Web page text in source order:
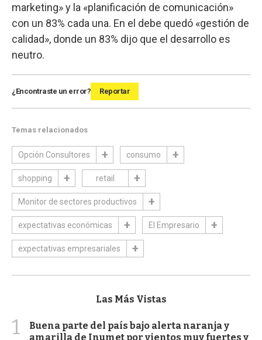
marketing» y la «planificación de comunicación»
con un 83% cada una. En el debe quedó «gestión de
calidad», donde un 83% dijo que el desarrollo es
neutro.
¿Encontraste un error? Reportar
Temas relacionados
Opción Consultores consumo
shopping retail
Monitor de sectores productivos
expectativas económicas El Empresario
expectativas empresariales
Las Más Vistas
1
Buena parte del país bajo alerta naranja y
amarilla de Inumet por vientos muy fuertes y